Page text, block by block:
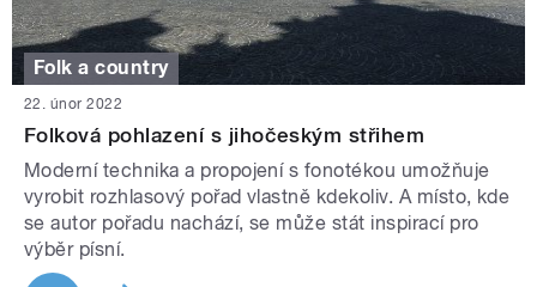
Folk a country
22. únor 2022
Folková pohlazení s jihočeským střihem
Moderní technika a propojení s fonotékou umožňuje
vyrobit rozhlasový pořad vlastně kdekoliv. A místo, kde
se autor pořadu nachází, se může stát inspirací pro
výběr písní.